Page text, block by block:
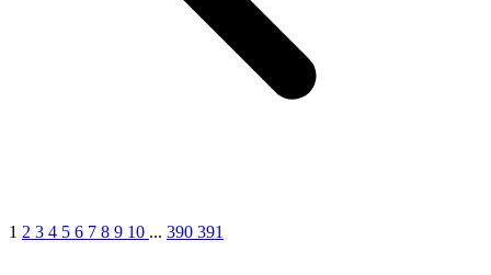
1 2 3 4 5 6 7 8 9 10 ... 390 391